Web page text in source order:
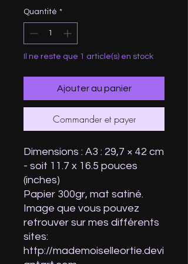
Quantité *
Il ne reste que 1 article(s) en stock
Ajouter au panier
Commander et payer
Dimensions : A3 : 29,7 × 42 cm
- soit 11.7 x 16.5 pouces
(inches)
Papier 300gr, mat satiné.
Image que vous pouvez
retrouver sur mes différents
sites:
http://mademoiselleortie.devi